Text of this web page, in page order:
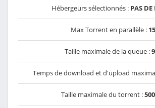
Hébergeurs sélectionnés : PAS
Max Torrent en parallèle : 15
Taille maximale de la queue :
Temps de download et d'upload
Taille maximale du torrent :